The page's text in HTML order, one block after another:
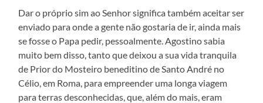
Dar o próprio sim ao Senhor significa também aceitar ser
enviado para onde a gente não gostaria de ir, ainda mais
se fosse o Papa pedir, pessoalmente. Agostino sabia
muito bem disso, tanto que deixou a sua vida tranquila
de Prior do Mosteiro beneditino de Santo André no
Célio, em Roma, para empreender uma longa viagem
para terras desconhecidas, que, além do mais, eram